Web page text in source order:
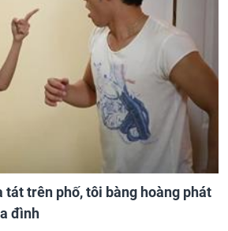
tát trên phố, tôi bàng hoàng phát
đình